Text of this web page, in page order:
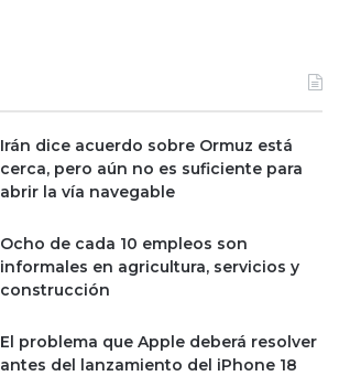
Irán dice acuerdo sobre Ormuz está
cerca, pero aún no es suficiente para
abrir la vía navegable
Ocho de cada 10 empleos son
informales en agricultura, servicios y
construcción
El problema que Apple deberá resolver
antes del lanzamiento del iPhone 18